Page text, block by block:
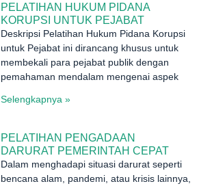
PELATIHAN HUKUM PIDANA
KORUPSI UNTUK PEJABAT
Deskripsi Pelatihan Hukum Pidana Korupsi
untuk Pejabat ini dirancang khusus untuk
membekali para pejabat publik dengan
pemahaman mendalam mengenai aspek
Selengkapnya »
PELATIHAN PENGADAAN
DARURAT PEMERINTAH CEPAT
Dalam menghadapi situasi darurat seperti
bencana alam, pandemi, atau krisis lainnya,